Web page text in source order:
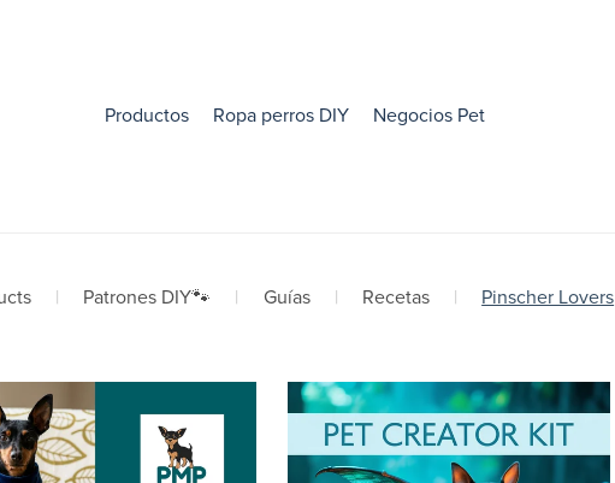
Productos Ropa perros DIY Negocios Pet
| Patrones DIY🐾 | Guías | Recetas | Pinscher Lovers